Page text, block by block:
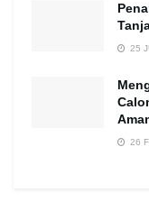
25
26